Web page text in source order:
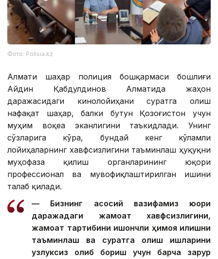
Фото: Polisia.kz
Алмати шаҳар полиция бошқармаси бошлиғи
Айдин Қабдулдинов Алматида жаҳон
даражасидаги кинолойиҳани суратга олиш
нафақат шаҳар, балки бутун Қозоғистон учун
муҳим воқеа эканлигини таъкидлади. Унинг
сўзларига кўра, бундай кенг кўламли
лойиҳаларнинг хавфсизлигини таъминлаш ҳуқуқни
муҳофаза қилиш органларининг юқори
профессионал ва мувофиқлаштирилган ишини
талаб қилади.
— Бизнинг асосий вазифамиз юқори
даражадаги жамоат хавфсизлигини,
жамоат тартибини ишончли ҳимоя қилишни
таъминлаш ва суратга олиш ишларини
узлуксиз олиб бориш учун барча зарур